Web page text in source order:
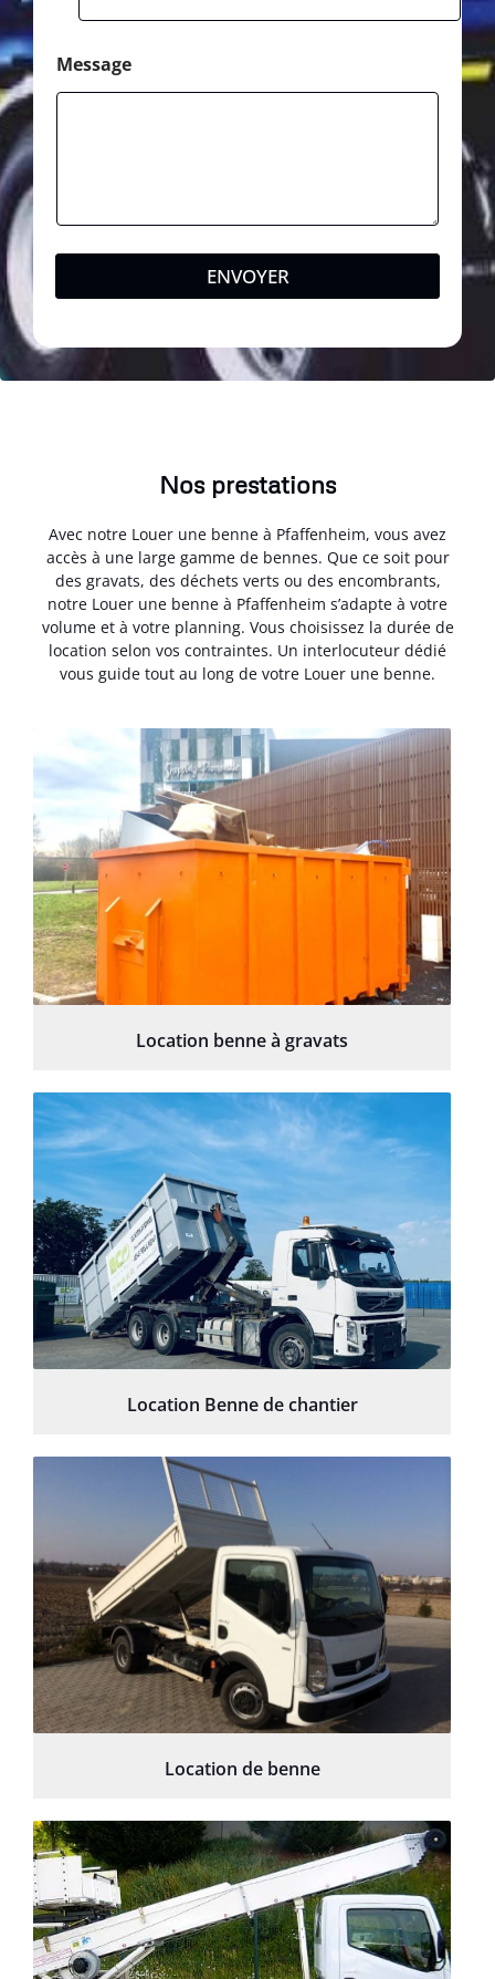
Message
ENVOYER
Nos prestations
Avec notre Louer une benne à Pfaffenheim, vous avez
accès à une large gamme de bennes. Que ce soit pour
des gravats, des déchets verts ou des encombrants,
notre Louer une benne à Pfaffenheim s’adapte à votre
volume et à votre planning. Vous choisissez la durée de
location selon vos contraintes. Un interlocuteur dédié
vous guide tout au long de votre Louer une benne.
Location benne à gravats
Location Benne de chantier
Location de benne